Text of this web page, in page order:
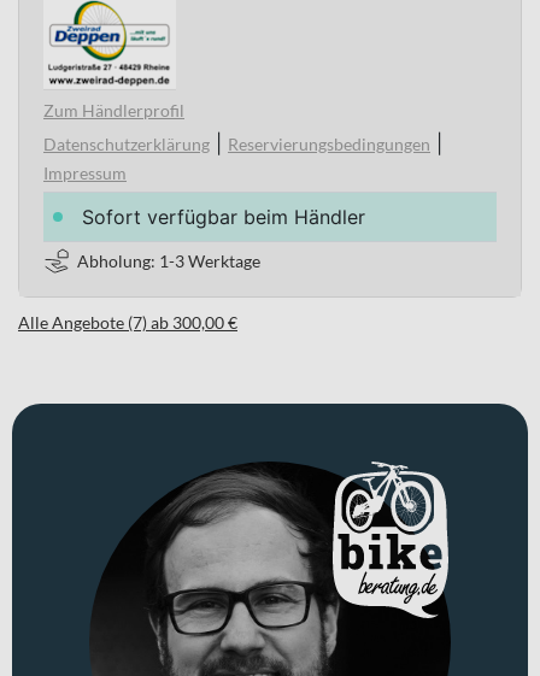
Zum Händlerprofil
Datenschutzerklärung
Reservierungsbedingungen
Impressum
Sofort verfügbar beim Händler
Abholung: 1-3 Werktage
Alle Angebote (7) ab 300,00 €